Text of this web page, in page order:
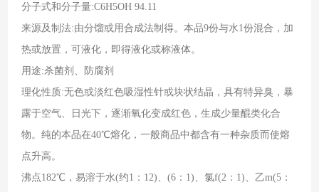
分子式和分子量:C6H5OH 94.11
来源及制法:由分馏或用合成法制得。本品9份与水1份混合，加
热或放置，可液化，即得液化或称液体。
用途:杀菌剂、防腐剂
理化性质:无色或淡红色吸湿性针或块状结晶，具有特异臭，暴
露于空气、日光下，逐渐氧化变成红色，生成少量醌类化合
物。纯的本品在40℃熔化，一般商品中都含有一种杂质而使熔
点升高。
沸点182℃ ，易溶于水(约1 ： 12) (6： 1) 、氯f(2 ： 1) 、乙m(5：